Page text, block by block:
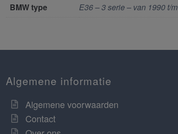
BMW type E36 – 3 serie – van 1990 t/
Algemene informatie
Algemene voorwaarden
Contact